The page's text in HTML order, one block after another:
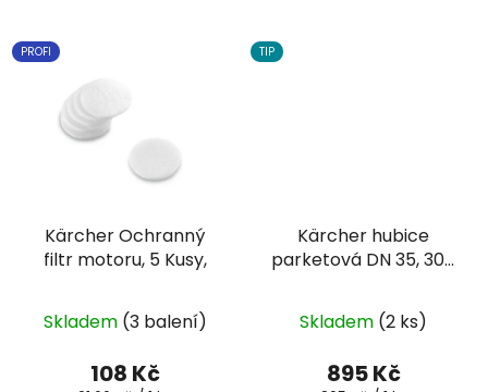
PROFI
Kärcher Ochranný
filtr motoru, 5 Kusy,
Skladem (3 balení)
108 Kč
TIP
Kärcher hubice
parketová DN 35, 300
Skladem (2 ks)
895 Kč